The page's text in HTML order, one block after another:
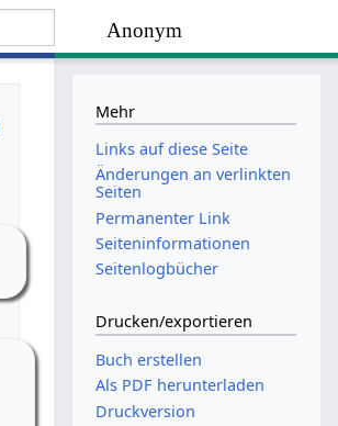
Anonym
Mehr
Links auf diese Seite
Änderungen an verlinkten
Seiten
Permanenter Link
Seiten­­informationen
Seitenlogbücher
Drucken/­exportieren
Buch erstellen
Als PDF herunterladen
Druckversion